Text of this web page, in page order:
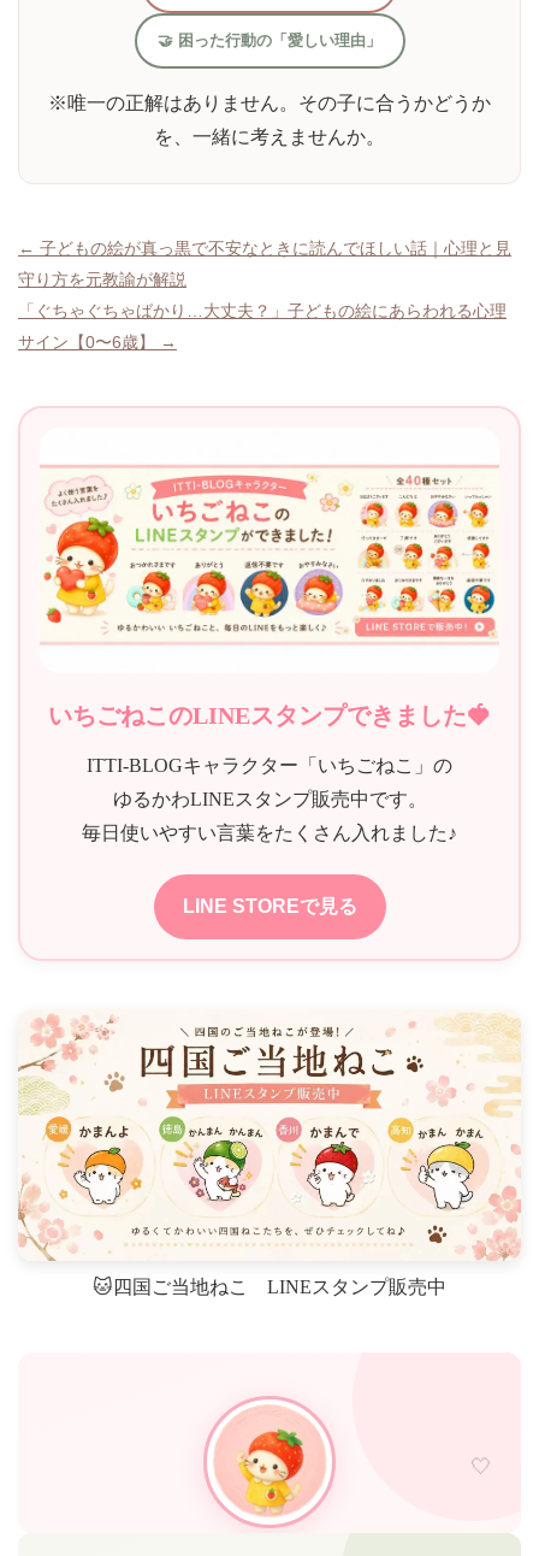
🤝 困った行動の「愛しい理由」
※唯一の正解はありません。その子に合うかどうか
を、一緒に考えませんか。
投
稿
ナ
ゲ
← 子どもの絵が真っ黒で不安なときに読んでほしい話｜心理と見
守り方を元教諭が解説
「ぐちゃぐちゃばかり…大丈夫？」子どもの絵にあらわれる心理
サイン【0〜6歳】 →
いちごねこのLINEスタンプできました🍓
ITTI-BLOGキャラクター「いちごねこ」の
ゆるかわLINEスタンプ販売中です。
毎日使いやすい言葉をたくさん入れました♪
LINE STOREで見る
🐱四国ご当地ねこ LINEスタンプ販売中